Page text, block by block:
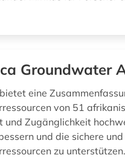
Groundwater
eine
von 51
und Zugänglichkeit
und die sichere
zu unterstützen.